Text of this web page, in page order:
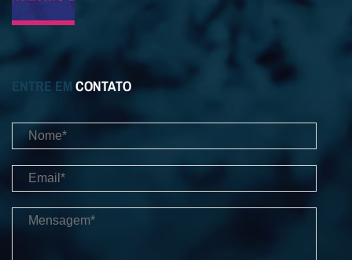
ENTRE EM CONTATO